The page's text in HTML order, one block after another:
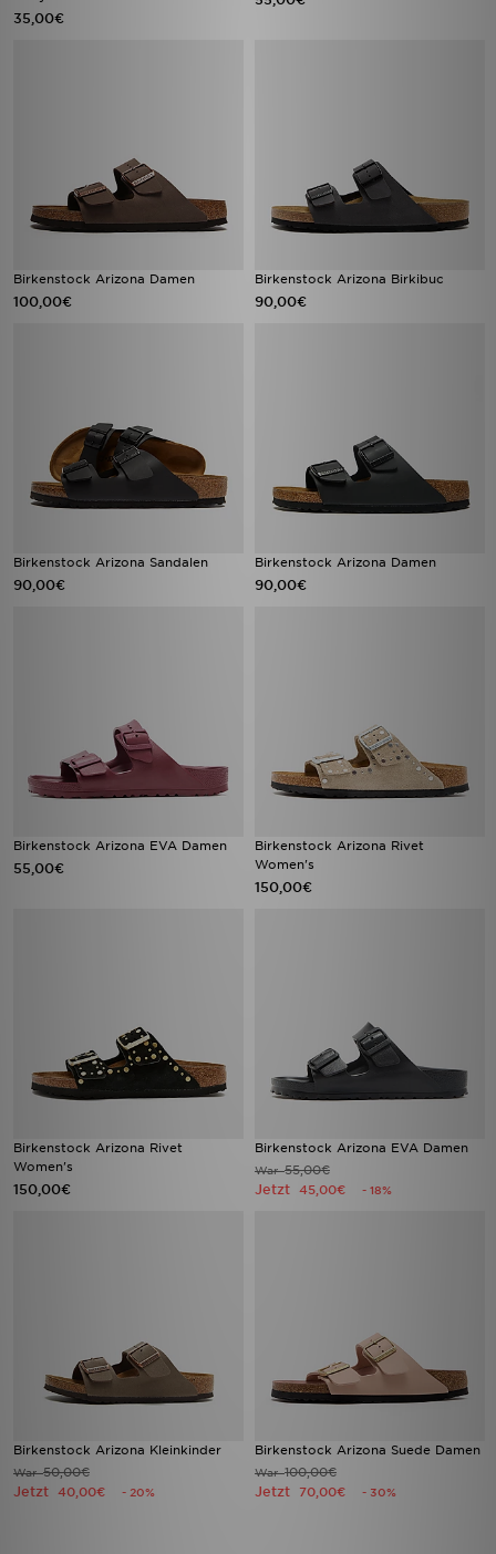
35,00€
Birkenstock Arizona Damen
100,00€
Birkenstock Arizona Birkibuc
90,00€
Birkenstock Arizona Sandalen
90,00€
Birkenstock Arizona Damen
90,00€
Birkenstock Arizona EVA Damen
55,00€
Birkenstock Arizona Rivet
Women's
150,00€
Birkenstock Arizona Rivet
Women's
150,00€
Birkenstock Arizona EVA Damen
War55,00€
Jetzt 45,00€ - 18%
Birkenstock Arizona Kleinkinder
War50,00€
Jetzt 40,00€ - 20%
Birkenstock Arizona Suede Damen
War100,00€
Jetzt 70,00€ - 30%